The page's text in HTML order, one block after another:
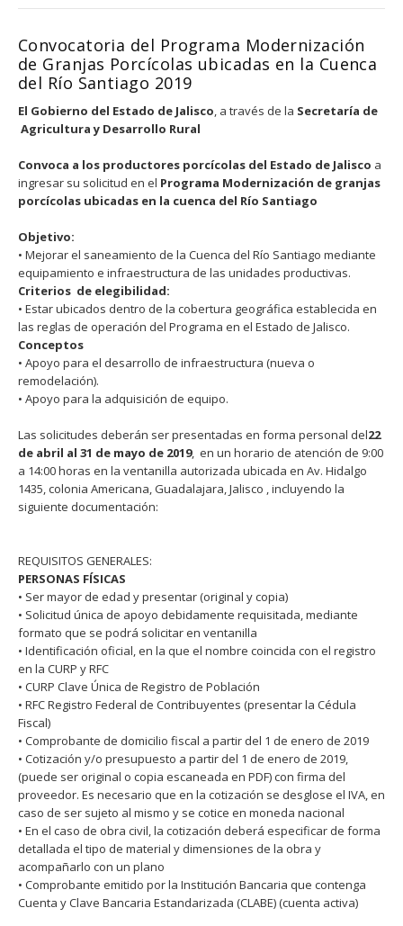
Convocatoria del Programa Modernización
de Granjas Porcícolas ubicadas en la Cuenca
del Río Santiago 2019
El Gobierno del Estado de Jalisco , a través de la Secretaría de
Agricultura y Desarrollo Rural
Convoca a los productores porcícolas del Estado de Jalisco a
ingresar su solicitud en el Programa Modernización de granjas
porcícolas ubicadas en la cuenca del Río Santiago
Objetivo:
• Mejorar el saneamiento de la Cuenca del Río Santiago mediante
equipamiento e infraestructura de las unidades productivas.
Criterios de elegibilidad:
• Estar ubicados dentro de la cobertura geográfica establecida en
las reglas de operación del Programa en el Estado de Jalisco.
Conceptos
• Apoyo para el desarrollo de infraestructura (nueva o
remodelación).
• Apoyo para la adquisición de equipo.
Las solicitudes deberán ser presentadas en forma personal del22
de abril al 31 de mayo de 2019, en un horario de atención de 9:00
a 14:00 horas en la ventanilla autorizada ubicada en Av. Hidalgo
1435, colonia Americana, Guadalajara, Jalisco , incluyendo la
siguiente documentación:
REQUISITOS GENERALES:
PERSONAS FÍSICAS
• Ser mayor de edad y presentar (original y copia)
• Solicitud única de apoyo debidamente requisitada, mediante
formato que se podrá solicitar en ventanilla
• Identificación oficial, en la que el nombre coincida con el registro
en la CURP y RFC
• CURP Clave Única de Registro de Población
• RFC Registro Federal de Contribuyentes (presentar la Cédula
Fiscal)
• Comprobante de domicilio fiscal a partir del 1 de enero de 2019
• Cotización y/o presupuesto a partir del 1 de enero de 2019,
(puede ser original o copia escaneada en PDF) con firma del
proveedor. Es necesario que en la cotización se desglose el IVA, en
caso de ser sujeto al mismo y se cotice en moneda nacional
• En el caso de obra civil, la cotización deberá especificar de forma
detallada el tipo de material y dimensiones de la obra y
acompañarlo con un plano
• Comprobante emitido por la Institución Bancaria que contenga
Cuenta y Clave Bancaria Estandarizada (CLABE) (cuenta activa)